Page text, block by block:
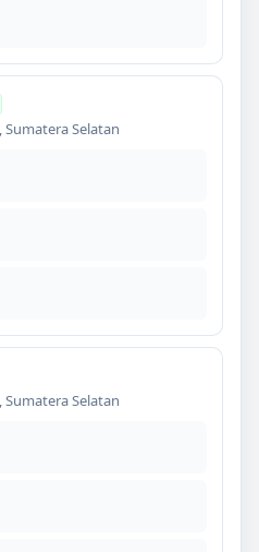
,Sumatera Selatan
,Sumatera Selatan